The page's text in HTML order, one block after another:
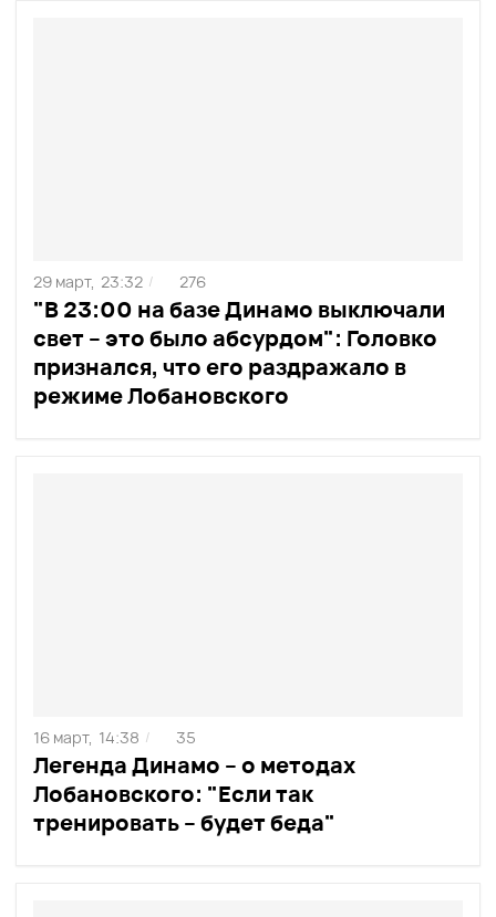
"В 23:00 на базе Динамо выключали
свет – это было абсурдом": Головко
признался, что его раздражало в
режиме Лобановского
29 март, 23:32 / 276
Легенда Динамо – о методах
Лобановского: "Если так
тренировать – будет беда"
16 март, 14:38 / 35